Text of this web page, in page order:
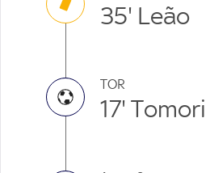
35' Leão
TOR
17' Tomori